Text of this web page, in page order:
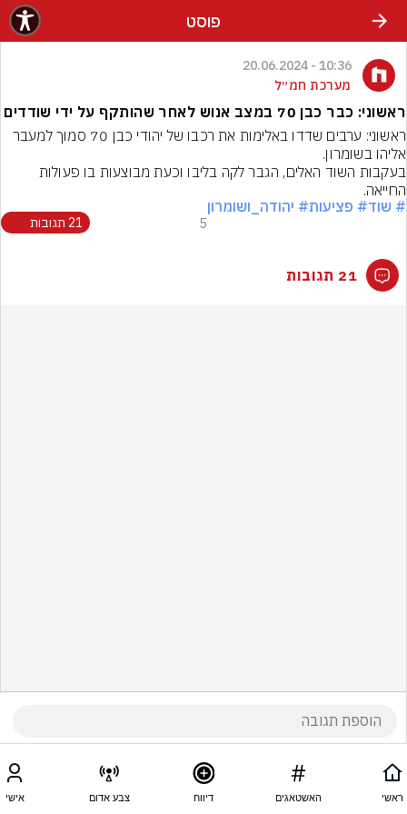
פוסט
10:36 - 20.06.2024
מערכת חמ״ל
ראשוני: כבר כבן 70 במצב אנוש לאחר שהותקף על ידי שודדים
החייאה.
# שוד# פציעות# יהודה_ושומרון
5 21 תגובות
21 תגובות
ראשי האשטאגים דיווח צבע אדום אישי